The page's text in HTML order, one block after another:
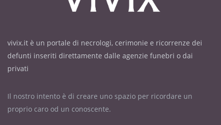
vivix.it è un portale di necrologi, cerimonie e ricorrenze dei
defunti inseriti direttamente dalle agenzie funebri o dai
privati
Il nostro intento è di creare uno spazio per ricordare un
proprio caro od un conoscente.